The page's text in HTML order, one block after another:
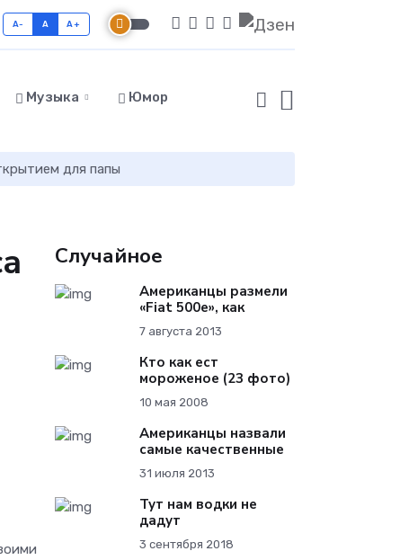
A- A A+
Музыка Юмор
для папы
Случайное
Американцы размели
«Fiat 500e», как
7 августа 2013
Кто как ест
мороженое (23 фото)
10 мая 2008
Американцы назвали
самые качественные
31 июля 2013
Тут нам водки не
дадут
3 сентября 2018